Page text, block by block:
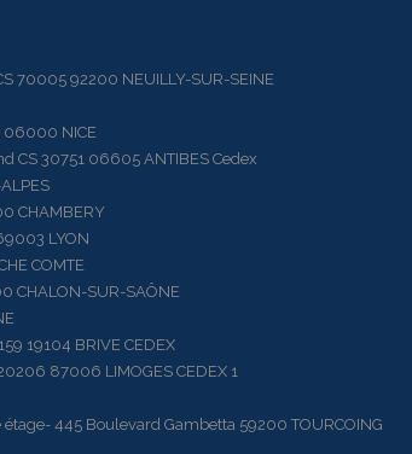
92200 NEUILLY-SUR-SEINE
NICE
30751 06605 ANTIBES Cedex
CHAMBERY
LYON
COMTE
SUR-SAÔNE
19104 BRIVE CEDEX
87006 LIMOGES CEDEX 1
445 Boulevard Gambetta 59200 TOURCOING